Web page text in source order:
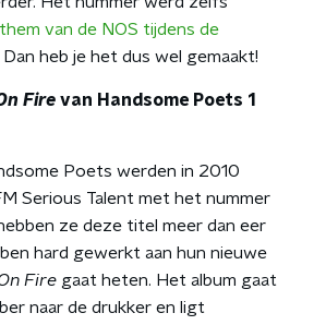
van de NOS tijdens de
Dan heb je het dus wel gemaakt!
Fire van Handsome Poets 1
Poets werden in 2010
Serious Talent met het nummer
ze deze titel meer dan eer
hard gewerkt aan hun nieuwe
Fire gaat heten. Het album gaat
naar de drukker en ligt